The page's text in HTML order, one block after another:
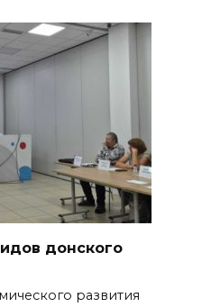
донского
развития